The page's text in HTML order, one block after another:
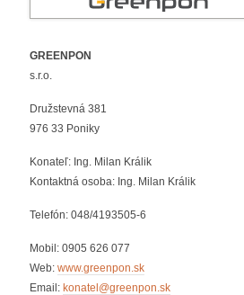
GREENPON
s.r.o.
Družstevná 381
976 33 Poniky
Konateľ: Ing. Milan Králik
Kontaktná osoba: Ing. Milan Králik
Telefón: 048/4193505-6
Mobil: 0905 626 077
Web: www.greenpon.sk
Email: konatel@greenpon.sk